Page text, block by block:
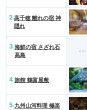
2.高千穂 離れの宿 神
隠れ
3.海鮮の宿 さざれ石
高島
4.旅館 鶴富屋敷
5.九州山河料理 極楽